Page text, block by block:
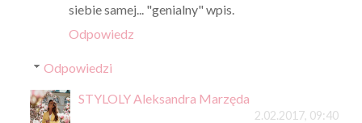
siebie samej... "genialny" wpis.
Odpowiedz
Odpowiedzi
STYLOLY Aleksandra Marzęda
2.02.2017, 09:40